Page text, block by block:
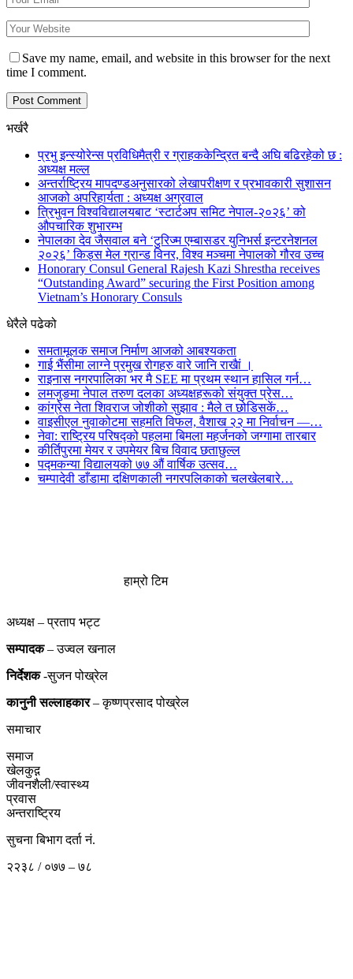
Save my name, email, and website in this browser for the next
time I comment.
भर्खरै
प्रभु इन्स्योरेन्स प्रविधिमैत्री र ग्राहककेन्द्रित बन्दै अघि बढिरहेको छ :
अध्यक्ष मल्ल
अन्तर्राष्ट्रिय मापदण्डअनुसारको लेखापरीक्षण र प्रभावकारी सुशासन
आजको अपरिहार्यता : अध्यक्ष अग्रवाल
त्रिभुवन विश्वविद्यालयबाट ‘स्टार्टअप समिट नेपाल-२०२६’ को
औपचारिक शुभारम्भ
नेपालका देव जैसवाल बने ‘टुरिज्म एम्बासडर युनिभर्स इन्टरनेशनल
२०२६’ किड्स मेल ग्रान्ड विनर, विश्व मञ्चमा नेपालको गौरव उच्च
Honorary Consul General Rajesh Kazi Shrestha receives
“Outstanding Award” securing the First Position among
Vietnam’s Honorary Consuls
धेरैले पढेको
समतामूलक समाज निर्माण आजको आबश्यकता
गाई भैंसीमा लाग्ने प्रमुख रोगहरु वारे जानि राखैां ।
राइनास नगरपालिका भर मै SEE मा प्रथम स्थान हासिल गर्न…
लमजुङमा नेपाल तरुण दलका अध्यक्षहरूको संयुक्त प्रेस…
कांग्रेस नेता शिवराज जोशीको सुझाव : मैले त छोडिसकें…
वाइसीएल नुवाकोटमा सहमति विफल, वैशाख २२ मा निर्वाचन —…
नेवा: राष्ट्रिय परिषद्को पहलमा बिमला महर्जनको जग्गामा तारबार
कीर्तिपुरमा मेयर र उपमेयर बिच विवाद छताछुल्ल
पद्मकन्या विद्यालयको ७७ औं ‌‌वार्षिक ‌उत्सव…
चम्पादेवी डाँडामा दक्षिणकाली नगरपलिकाको चलखेलबारे…
हाम्रो टिम
अध्यक्ष – प्रताप भट्ट
सम्पादक– उज्वल खनाल
निर्देशक-सुजन पोख्रेल
कानुनी सल्लाहकार– कृष्णप्रसाद पोख्रेल
समाचार
समाज
खेलकुद़़
जीवनशैली/स्वास्थ्य
प्रवास
अन्तराष्ट्रिय
सुचना बिभाग दर्ता नं.
२२३८ / ०७७ – ७८